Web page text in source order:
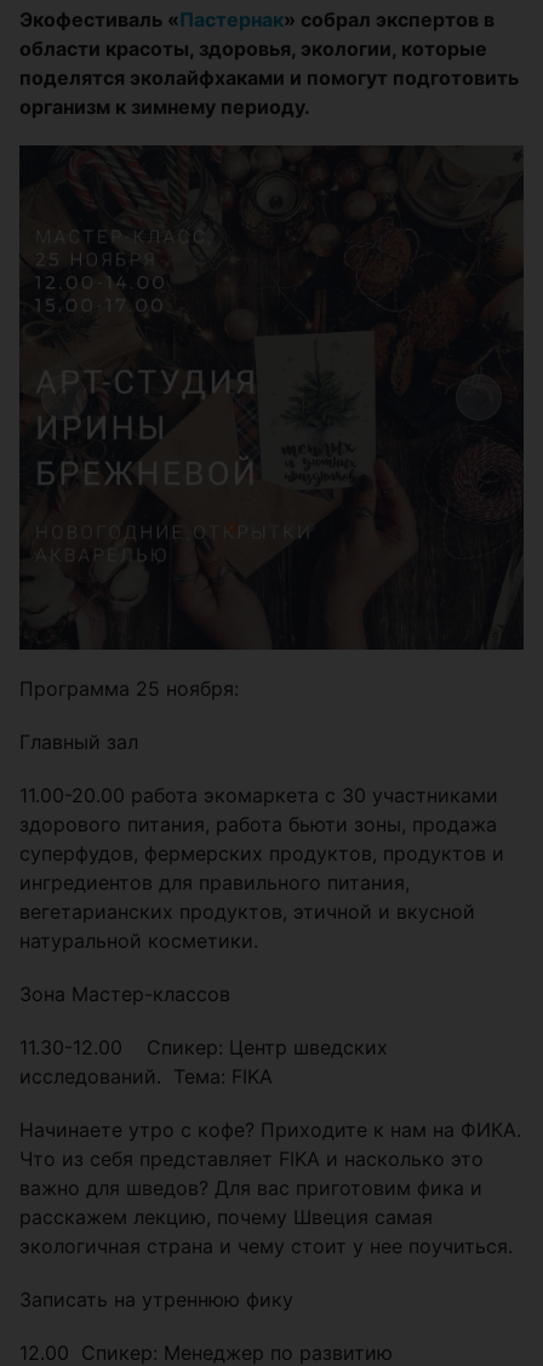
Экофестиваль «Пастернак» собрал экспертов в
области красоты, здоровья, экологии, которые
поделятся эколайфхаками и помогут подготовить
организм к зимнему периоду.
Программа 25 ноября:
Главный зал
11.00-20.00 работа экомаркета с 30 участниками
здорового питания, работа бьюти зоны, продажа
суперфудов, фермерских продуктов, продуктов и
ингредиентов для правильного питания,
вегетарианских продуктов, этичной и вкусной
натуральной косметики.
Зона Мастер-классов
11.30-12.00 Спикер: Центр шведских
исследований. Тема: FIKA
Начинаете утро с кофе? Приходите к нам на ФИКА.
Что из себя представляет FIKA и насколько это
важно для шведов? Для вас приготовим фика и
расскажем лекцию, почему Швеция самая
экологичная страна и чему стоит у нее поучиться.
Записать на утреннюю фику
12.00 Спикер: Менеджер по развитию